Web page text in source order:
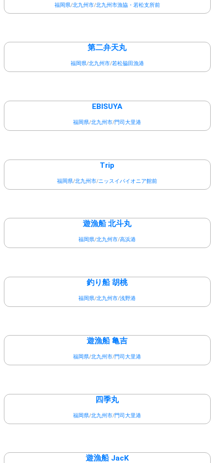
福岡県/北九州市/北九州市漁協・若松支所前
第二弁天丸
福岡県/北九州市/若松脇田漁港
EBISUYA
福岡県/北九州市/門司大里港
Trip
福岡県/北九州市/ニッスイパイオニア館前
遊漁船 北斗丸
福岡県/北九州市/高浜港
釣り船 胡桃
福岡県/北九州市/浅野港
遊漁船 亀吉
福岡県/北九州市/門司大里港
四季丸
福岡県/北九州市/門司大里港
遊漁船 JacK